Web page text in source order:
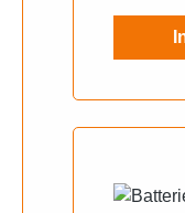
125I